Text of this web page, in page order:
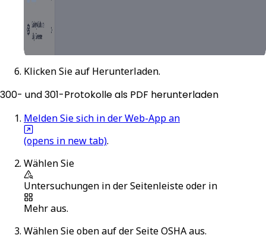
Klicken Sie auf Herunterladen.
300- und 301-Protokolle als PDF herunterladen
Melden Sie sich in der Web-App an
(opens in new tab).
Wählen Sie
Untersuchungen in der Seitenleiste oder in
Mehraus.
Wählen Sie oben auf der SeiteOSHAaus.